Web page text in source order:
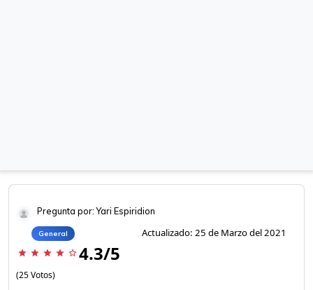
Pregunta por: Yari Espiridion
General Actualizado: 25 de Marzo del 2021
star star star star star_border 4.3/5
(25 Votos)